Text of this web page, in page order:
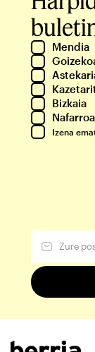
Mendia
Bizkaia
Nafarroa
Izena